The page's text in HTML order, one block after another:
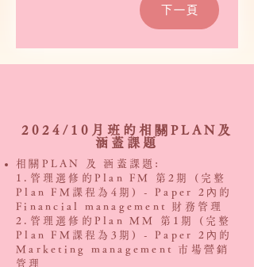
下一頁
2024/10月班的相關PLAN及
涵蓋課題
相關PLAN 及 涵蓋課題:
1.管理選修的Plan FM 第2期 (完整
Plan FM課程為4期) - Paper 2內的
Financial management 財務管理
2.管理選修的Plan MM 第1期 (完整
Plan FM課程為3期) - Paper 2內的
Marketing management 市場營銷
管理